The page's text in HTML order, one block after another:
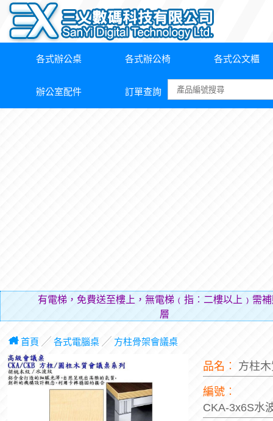
各式辦公桌 各式辦公椅 各式公文櫃
辦公室配件 訂單查詢
有電梯，免費送至樓上，無電梯﹙指︰二樓以上﹚需
層費用（貼
首頁 ╱ 各式電腦桌╱ 方柱骨架會議桌
品名︰ 方柱
編號︰
CKA-3x6S水